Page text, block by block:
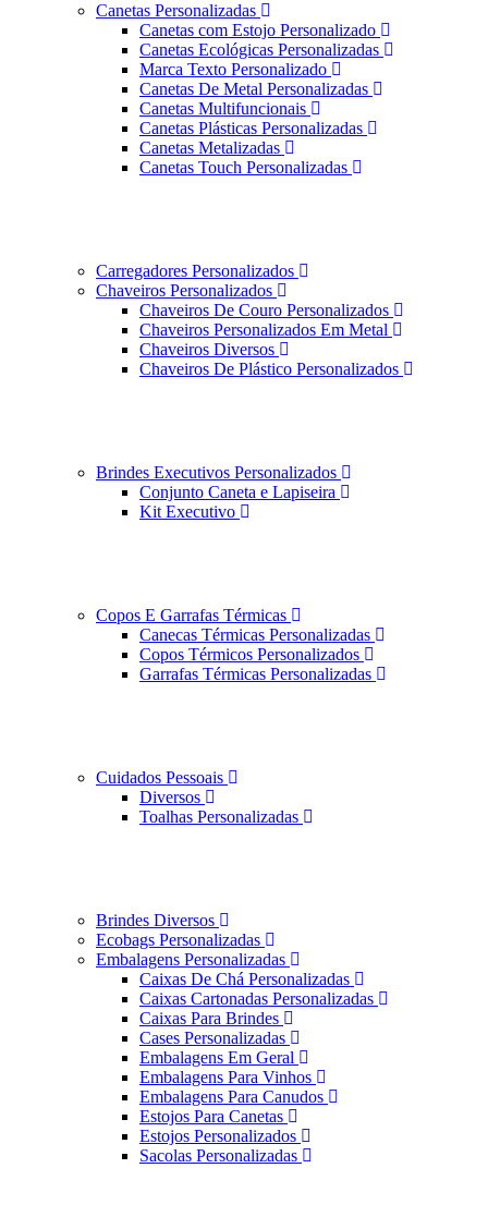
Canetas Personalizadas
Canetas com Estojo Personalizado
Canetas Ecológicas Personalizadas
Marca Texto Personalizado
Canetas De Metal Personalizadas
Canetas Multifuncionais
Canetas Plásticas Personalizadas
Canetas Metalizadas
Canetas Touch Personalizadas
Carregadores Personalizados
Chaveiros Personalizados
Chaveiros De Couro Personalizados
Chaveiros Personalizados Em Metal
Chaveiros Diversos
Chaveiros De Plástico Personalizados
Brindes Executivos Personalizados
Conjunto Caneta e Lapiseira
Kit Executivo
Copos E Garrafas Térmicas
Canecas Térmicas Personalizadas
Copos Térmicos Personalizados
Garrafas Térmicas Personalizadas
Cuidados Pessoais
Diversos
Toalhas Personalizadas
Brindes Diversos
Ecobags Personalizadas
Embalagens Personalizadas
Caixas De Chá Personalizadas
Caixas Cartonadas Personalizadas
Caixas Para Brindes
Cases Personalizadas
Embalagens Em Geral
Embalagens Para Vinhos
Embalagens Para Canudos
Estojos Para Canetas
Estojos Personalizados
Sacolas Personalizadas